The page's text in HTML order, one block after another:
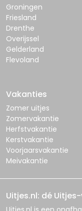
Groningen
Friesland
Drenthe
Overijssel
Gelderland
Flevoland
Vakanties
Zomer uitjes
Zomervakantie
Herfstvakantie
Kerstvakantie
Voorjaarsvakantie
Meivakantie
Uitjes.nl: dé